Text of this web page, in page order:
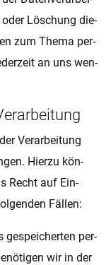
Lö­schung die­
zum Thema per­
an uns wen­
Ver­a­r­bei­tung
Hier­zu kön­
Recht auf Ein­
Fäl­len:
ge­spei­cher­ten per­
wir in der